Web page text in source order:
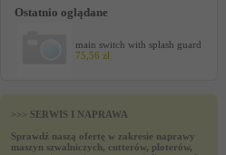
Ostatnio oglądane
main switch with splash guard
75,56 zł
>>> SERWIS I NAPRAWA
Sprawdź naszą ofertę w zakresie naprawy
maszyn szwalniczych, cutterów, ploterów,